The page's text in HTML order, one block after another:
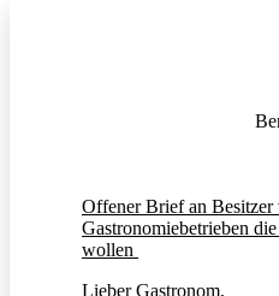
Offener Brief an Besitzer
Gastronomiebetrieben
wollen
Lieber Gastronom,